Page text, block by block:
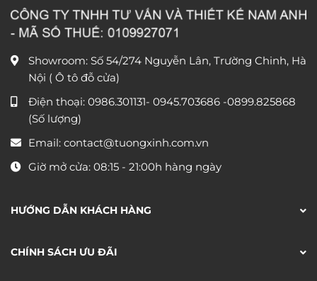
Showroom: Số 54/274 Nguyễn Lân, Trường Chinh, Hà
Nội ( Ô tô đỗ cửa)
Điện thoại: 0986.301131- 0945.703686 -0899.825868
(Số lượng)
Email: contact@tuongxinh.com.vn
Giờ mở cửa: 08:15 - 21:00h hàng ngày
HƯỚNG DẪN KHÁCH HÀNG
CHÍNH SÁCH ƯU ĐÃI